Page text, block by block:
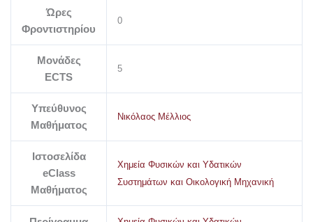
Ώρες
Φροντιστηρίου
0
Μονάδες
ECTS
5
Υπεύθυνος
Μαθήματος
Νικόλαος Μέλλιος
Ιστοσελίδα
eClass
Μαθήματος
Χημεία Φυσικών και Υδατικών
Συστημάτων και Οικολογική Μηχανική